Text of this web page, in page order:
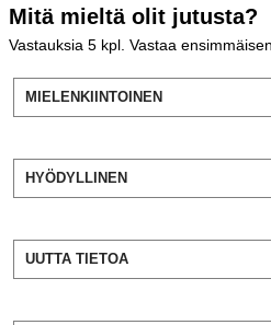
Mitä mieltä olit jutusta?
Vastauksia 5 kpl. Vastaa
MIELENKIINTOINEN
HYÖDYLLINEN
UUTTA TIETOA